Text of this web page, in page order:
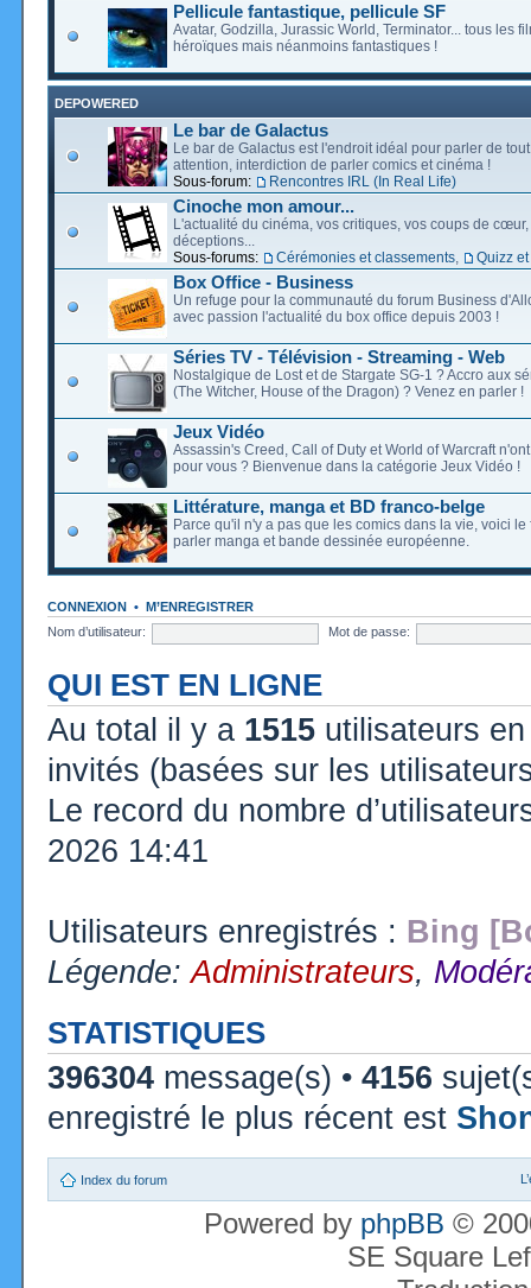
Pellicule fantastique, pellicule SF
Avatar, Godzilla, Jurassic World, Terminator... tous les
héroïques mais néanmoins fantastiques !
DEPOWERED
Le bar de Galactus
Le bar de Galactus est l'endroit idéal pour parler de
attention, interdiction de parler comics et cinéma !
Sous-forum:
Rencontres IRL (In Real Life)
Cinoche mon amour...
L'actualité du cinéma, vos critiques, vos coups de cœur,
déceptions...
Sous-forums:
Cérémonies et classements Quizz
Box Office - Business
Un refuge pour la communauté du forum Business
avec passion l'actualité du box office depuis 2003 !
Séries TV - Télévision - Streaming - Web
Nostalgique de Lost et de Stargate SG-1 ? Accro aux
(The Witcher, House of the Dragon) ? Venez en parler !
Jeux Vidéo
Assassin's Creed, Call of Duty et World of Warcraft
pour vous ? Bienvenue dans la catégorie Jeux Vidéo !
Littérature, manga et BD franco-belge
Parce qu'il n'y a pas que les comics dans la vie, voici le
parler manga et bande dessinée européenne.
CONNEXION • M’ENREGISTRER
Nom d’utilisateur:
Mot de passe:
QUI EST EN LIGNE
Au total il y a 1515 utilisateurs
invités (basées sur les
Le record du nombre
2026 14:41
Utilisateurs enregistrés : Bing
Légende:Administrateurs,
STATISTIQUES
396304 message(s) • 4156
enregistré le plus récent est
Index du forum
Powered by phpBB ©
SE Square